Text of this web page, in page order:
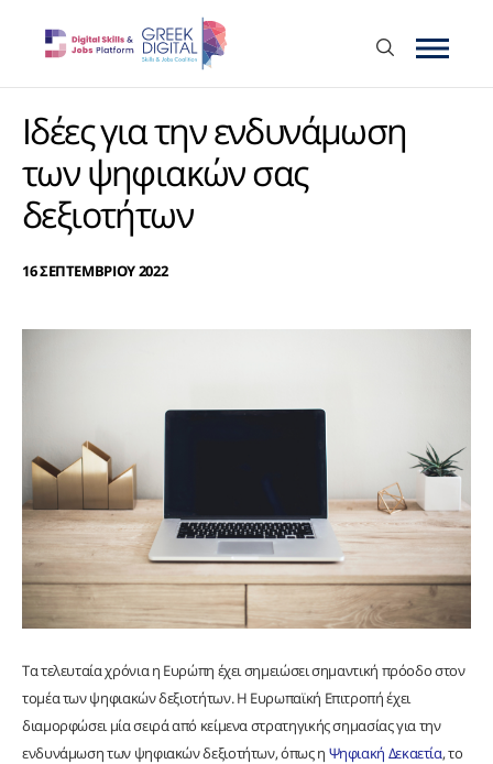
Ιδέες για την ενδυνάμωση
των ψηφιακών σας
δεξιοτήτων
16 ΣΕΠΤΕΜΒΡΙΟΥ 2022
Τα τελευταία χρόνια η Ευρώπη έχει σημειώσει σημαντική πρόοδο στον
τομέα των ψηφιακών δεξιοτήτων. Η Ευρωπαϊκή Επιτροπή έχει
διαμορφώσει μία σειρά από κείμενα στρατηγικής σημασίας για την
ενδυνάμωση των ψηφιακών δεξιοτήτων, όπως η Ψηφιακή Δεκαετία, το